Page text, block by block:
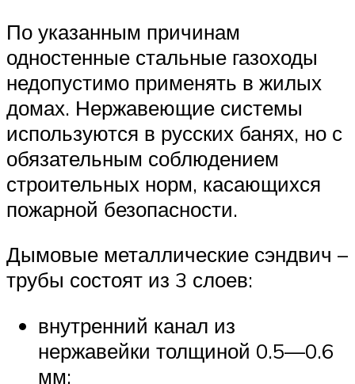
По указанным причинам
одностенные стальные газоходы
недопустимо применять в жилых
домах. Нержавеющие системы
используются в русских банях, но с
обязательным соблюдением
строительных норм, касающихся
пожарной безопасности.
Дымовые металлические сэндвич –
трубы состоят из 3 слоев:
внутренний канал из
нержавейки толщиной 0.5—0.6
мм;